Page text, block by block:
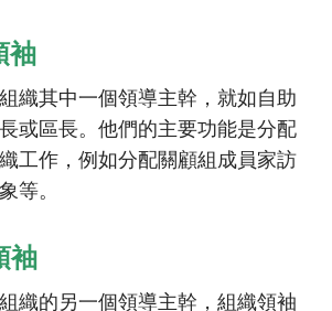
袖
織其中一個領導主幹，就如自助
或區長。他們的主要功能是分配
工作，例如分配關顧組成員家訪
等。
袖
織的另一個領導主幹，組織領袖